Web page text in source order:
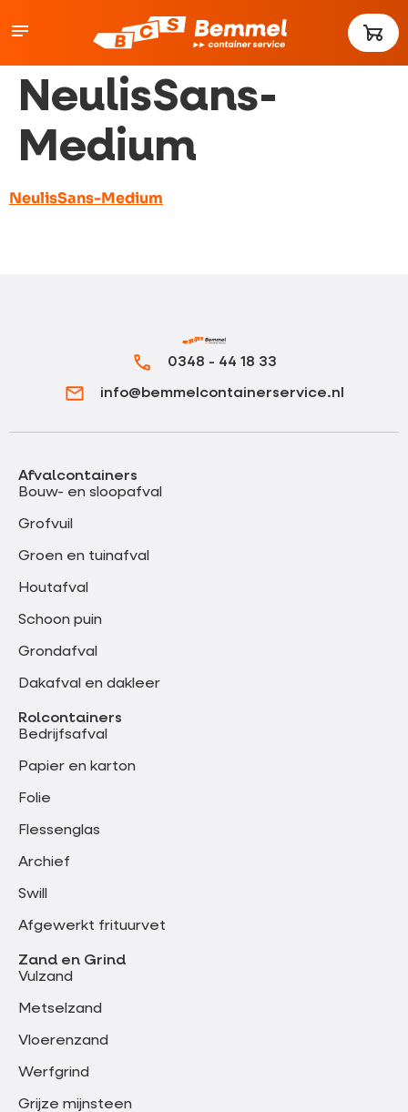
NeulisSans-
Medium
NeulisSans-Medium
0348 - 44 18 33
info@bemmelcontainerservice.nl
Afvalcontainers
Bouw- en sloopafval
Grofvuil
Groen en tuinafval
Houtafval
Schoon puin
Grondafval
Dakafval en dakleer
Rolcontainers
Bedrijfsafval
Papier en karton
Folie
Flessenglas
Archief
Swill
Afgewerkt frituurvet
Zand en Grind
Vulzand
Metselzand
Vloerenzand
Werfgrind
Grijze mijnsteen